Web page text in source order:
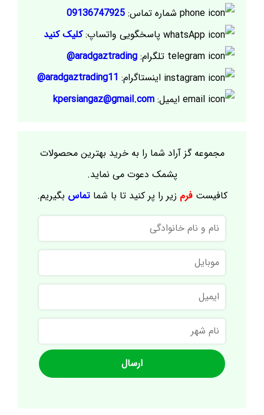
شماره تماس: 09136747925
پاسخگویی واتساپ:کلیک کنید
تلگرام: aradgaztrading@
اینستاگرام: aradgaztrading11@
ایمیل: kpersiangaz@gmail.com
مجموعه گز آراد شما را به خرید بهترین محصولات
پشمک دعوت می نماید.
کافیستفرم زیر را پر کنید تا با شماتماس بگیریم.
نام
و
نام
خانوادگی
موبایل
ایمیل
نام
شهر